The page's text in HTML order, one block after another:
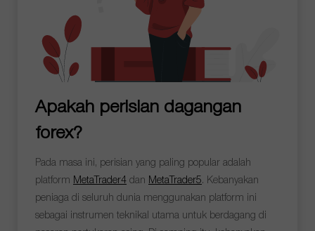
Apakah perisian dagangan
forex?
Pada masa ini, perisian yang paling popular adalah
platform
MetaTrader4 dan MetaTrader5. Kebanyakan
peniaga di seluruh dunia menggunakan platform ini
sebagai instrumen teknikal utama untuk berdagang di